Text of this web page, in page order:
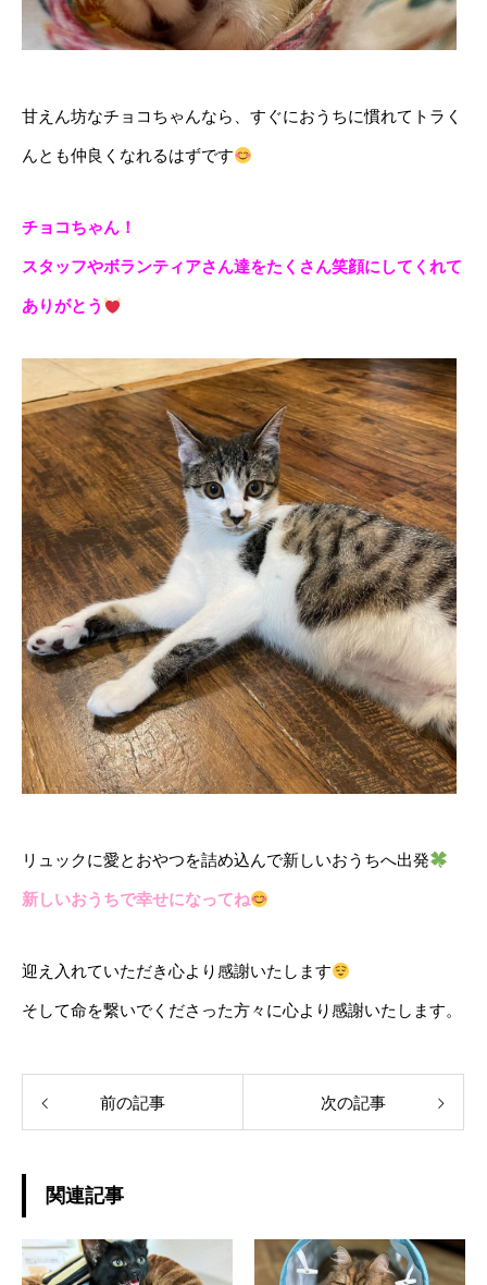
甘えん坊なチョコちゃんなら、すぐにおうちに慣れてトラく
んとも仲良くなれるはずです
チョコちゃん！
スタッフやボランティアさん達をたくさん笑顔にしてくれて
ありがとう
リュックに愛とおやつを詰め込んで新しいおうちへ出発
新しいおうちで幸せになってね
迎え入れていただき心より感謝いたします
そして命を繋いでくださった方々に心より感謝いたします。
前の記事 次の記事
関連記事